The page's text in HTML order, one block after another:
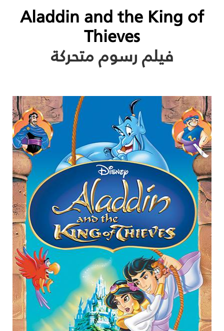
Aladdin and the King of
Thieves
فيلم رسوم متحركة